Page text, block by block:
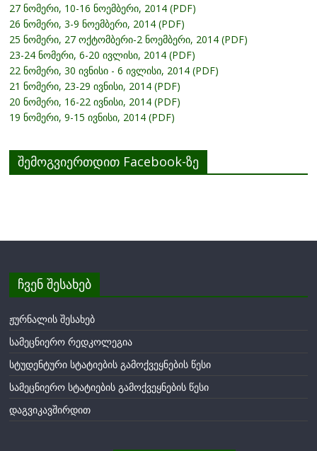
27 ნომერი, 10-16 ნოემბერი, 2014 (PDF)
26 ნომერი, 3-9 ნოემბერი, 2014 (PDF)
25 ნომერი, 27 ოქტომბერი-2 ნოემბერი, 2014 (PDF)
23-24 ნომერი, 6-20 ივლისი, 2014 (PDF)
22 ნომერი, 30 ივნისი - 6 ივლისი, 2014 (PDF)
21 ნომერი, 23-29 ივნისი, 2014 (PDF)
20 ნომერი, 16-22 ივნისი, 2014 (PDF)
19 ნომერი, 9-15 ივნისი, 2014 (PDF)
შემოგვიერთდით Facebook-ზე
ჩვენ შესახებ
ჟურნალის შესახებ
სამეცნიერო რედკოლეგია
სტუდენტური სტატიების გამოქვეყნების წესი
სამეცნიერო სტატიების გამოქვეყნების წესი
დაგვიკავშირდით